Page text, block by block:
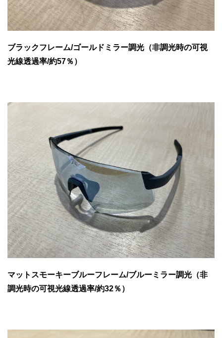
ブラックフレーム/ゴールドミラー調光（非調光時の可視
光線透過率/約57％）
マットスモーキーブルーフレーム/ブルーミラー調光（非
調光時の可視光線透過率/約32％）